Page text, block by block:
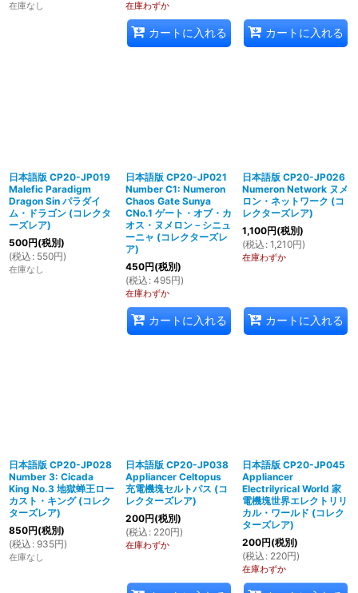
在庫なし 在庫わずか
カートに入れる カートに入れる
日本語版 CP20-JP019
Malefic Paradigm
Dragon Sin パラダイ
ム・ドラゴン (コレクタ
ーズレア)
500円(税別)
(税込 : 550円)
在庫なし
日本語版 CP20-JP021
Number C1: Numeron
Chaos Gate Sunya
CNo.1 ゲート・オブ・カ
オス・ヌメロン－シニュ
ーニャ (コレクターズレ
ア)
450円(税別)
(税込 : 495円)
在庫わずか
カートに入れる
日本語版 CP20-JP026
Numeron Network ヌメ
ロン・ネットワーク (コ
レクターズレア)
1,100円(税別)
(税込 : 1,210円)
在庫わずか
カートに入れる
日本語版 CP20-JP028
Number 3: Cicada
King No.3 地獄蝉王ロー
カスト・キング (コレク
ターズレア)
850円(税別)
(税込 : 935円)
在庫なし
日本語版 CP20-JP038
Appliancer Celtopus
充電機塊セルトパス (コ
レクターズレア)
200円(税別)
(税込 : 220円)
在庫わずか
日本語版 CP20-JP045
Appliancer
Electrilyrical World 家
電機塊世界エレクトリリ
カル・ワールド (コレク
ターズレア)
200円(税別)
(税込 : 220円)
在庫わずか